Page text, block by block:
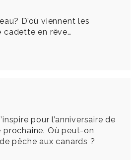
D’où viennent les
cadette en rêve…
pour l’anniversaire de
Où peut-on
pêche aux canards ?